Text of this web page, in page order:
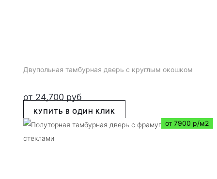
Двупольная тамбурная дверь с круглым окошком
от 24,700 руб
КУПИТЬ В ОДИН КЛИК
от 7900 р/м2